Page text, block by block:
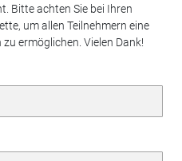
Bitte achten Sie bei Ihren
um allen Teilnehmern eine
ermöglichen. Vielen Dank!